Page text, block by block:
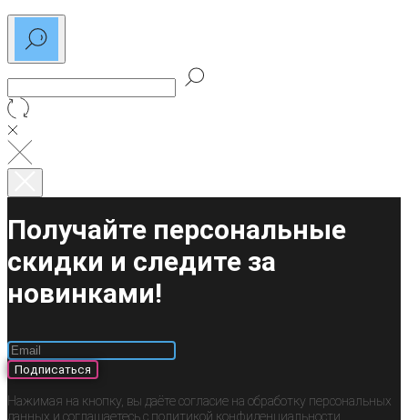
Получайте персональные
скидки и следите за
новинками!
Подписаться
Нажимая на кнопку, вы даёте согласие на обработку персональных
данных и соглашаетесь c политикой конфиденциальности.